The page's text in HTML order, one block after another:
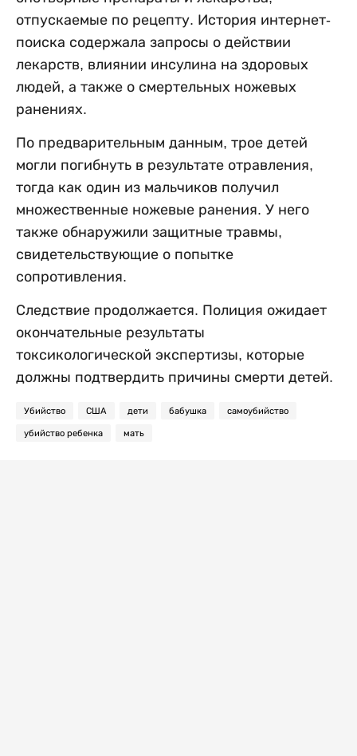
отпускаемые по рецепту. История интернет-
поиска содержала запросы о действии
лекарств, влиянии инсулина на здоровых
людей, а также о смертельных ножевых
ранениях.
По предварительным данным, трое детей
могли погибнуть в результате отравления,
тогда как один из мальчиков получил
множественные ножевые ранения. У него
также обнаружили защитные травмы,
свидетельствующие о попытке
сопротивления.
Следствие продолжается. Полиция ожидает
окончательные результаты
токсикологической экспертизы, которые
должны подтвердить причины смерти детей.
Убийство США дети бабушка самоубийство
убийство ребенка мать